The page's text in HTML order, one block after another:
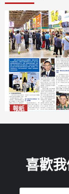
報紙
喜歡